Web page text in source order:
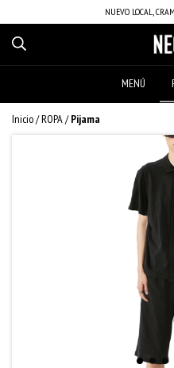
NUEVO LOCAL,
MENÚ
Inicio/ROPA/ Pijama